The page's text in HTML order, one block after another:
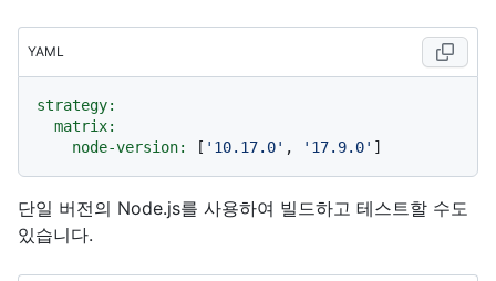
YAML
strategy:
matrix:
node-version:
[ '10.17.0' , '17.9.0'
단일 버전의 Node.js를 사용하여 빌드하고 테스트할 수도
있습니다.